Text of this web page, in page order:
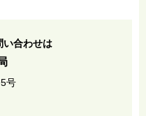
い合わせは
号